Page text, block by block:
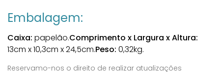
Embalagem:
Caixa: papelão.Comprimento x Largura x Altura:
13cm x 10,3cm x 24,5cm.Peso: 0,32kg.
Reservamo-nos o direito de realizar atualizações